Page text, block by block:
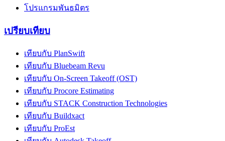
โปรแกรมพันธมิตร
เปรียบเทียบ
เทียบกับ PlanSwift
เทียบกับ Bluebeam Revu
เทียบกับ On-Screen Takeoff (OST)
เทียบกับ Procore Estimating
เทียบกับ STACK Construction Technologies
เทียบกับ Buildxact
เทียบกับ ProEst